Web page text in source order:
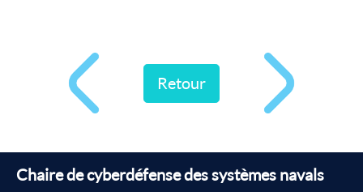
Retour
Chaire de cyberdéfense des systèmes navals